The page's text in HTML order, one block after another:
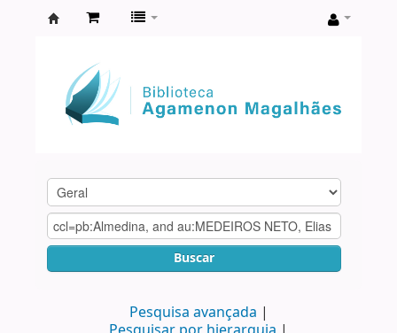
Agamenon
Magalhães
Buscar
Pesquisa avançada